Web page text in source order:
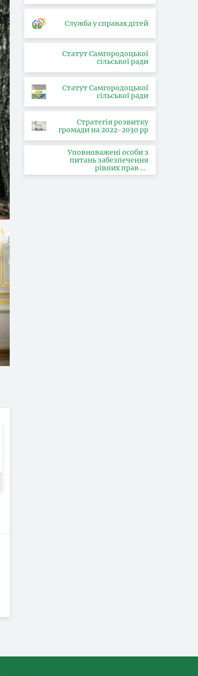
Служба у справах дітей
Статут Самгородоцької
сільської ради
Статут Самгородоцької
сільської ради
Стратегія розвитку
громади на 2022-2030 рр
Уповноважені особи з
питань забезпечення
рівних прав та
можливостей жінок і